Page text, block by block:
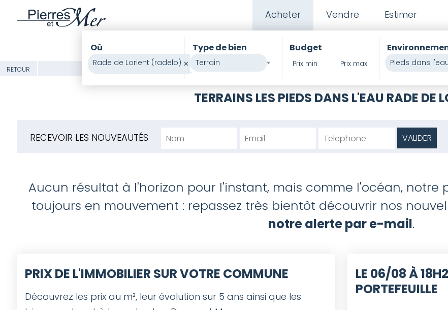
Acheter Vendre Estimer
Où
×
Rade de Lorient (radelo)
Type de bien
Terrain
Budget
Pieds dans
RETOUR
TERRAINS LES PIEDS DANS L'EAU RADE DE
RECEVOIR LES NOUVEAUTÉS
Aucun résultat à l'horizon pour l'instant, mais comme l'océan, notre
toujours en mouvement : repassez très bientôt découvrir nos
notre alerte par e-mail.
PRIX DE L'IMMOBILIER SUR VOTRE COMMUNE
Découvrez les prix au m², leur évolution sur 5 ans ainsi que les
LE 06/08 À
PORTEFEUILLE